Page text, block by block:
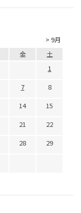
> 9月
金
土
1
7
8
14
15
21
22
28
29